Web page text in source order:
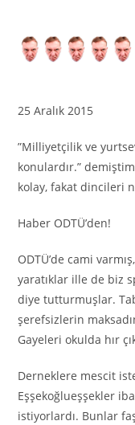
25 Aralık 2015
”Milliyetçilik ve
konulardır.”
kolay, fakat dincileri
Haber ODTÜ’den!
ODTÜ’de cami
yaratıklar ille de biz
diye tutturmuşlar.
şerefsizlerin
Gayeleri okulda hır
Derneklere mescit
Eşşekoğlueşşekler
istiyorlardı. Bunlar